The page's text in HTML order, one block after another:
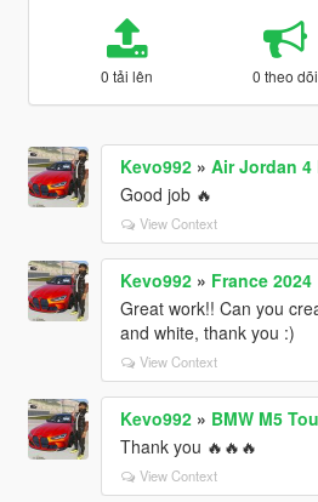
0 tải lên 0 theo dõi
Kevo992» Air Jordan 4
Good job 🔥
View Context
Kevo992» France 2024
Great work!! Can you
and white, thank you :)
View Context
Kevo992» BMW M5
Thank you 🔥🔥🔥
View Context